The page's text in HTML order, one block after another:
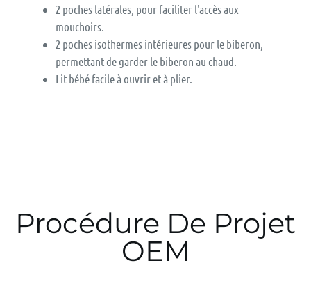
2 poches latérales, pour faciliter l'accès aux
mouchoirs.
2 poches isothermes intérieures pour le biberon,
permettant de garder le biberon au chaud.
Lit bébé facile à ouvrir et à plier.
Procédure De Projet
OEM